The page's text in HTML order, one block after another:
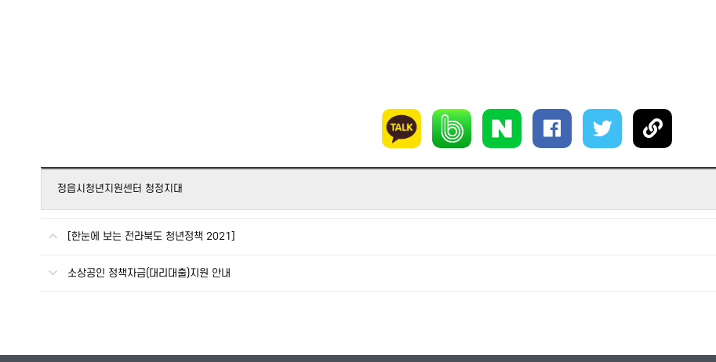
정읍시청년지원센터 청정지대
[한눈에 보는 전라북도 청년정책 2021]
소상공인 정책자금(대리대출)지원 안내